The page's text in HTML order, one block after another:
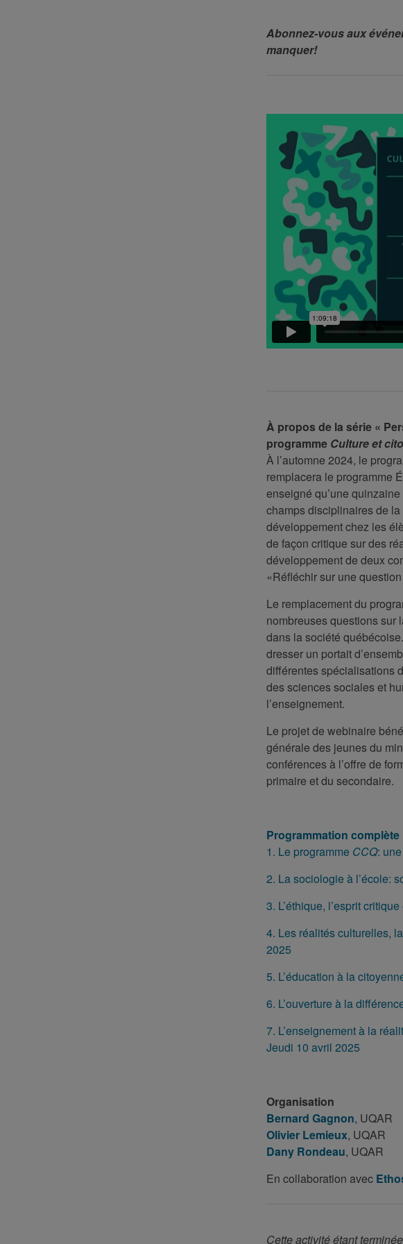
Abonnez-vous aux
manquer!
À propos de la série «
programme Culture et
À l’automne 2024, le
remplacera le programme
enseigné qu’une
champs disciplinaires de
développement chez les
de façon critique sur des
développement de deux
«Réfléchir sur une
Le remplacement du
nombreuses questions sur
dans la société
dresser un portait
différentes spécialisations
des sciences sociales et
l’enseignement.
Le projet de webinaire
générale des jeunes du
conférences à l’offre de
primaire et du secondaire.
Programmation complète
1. Le programme CCQ:
2. La sociologie à l’école:
3. L’éthique, l’esprit
4. Les réalités culturelles,
2025
5. L’éducation à la
6. L’ouverture à la
7. L’enseignement à la
Jeudi 10 avril 2025
Organisation
Bernard Gagnon, UQAR
Olivier Lemieux, UQAR
Dany Rondeau, UQAR
En collaboration avec
Cette activité étant